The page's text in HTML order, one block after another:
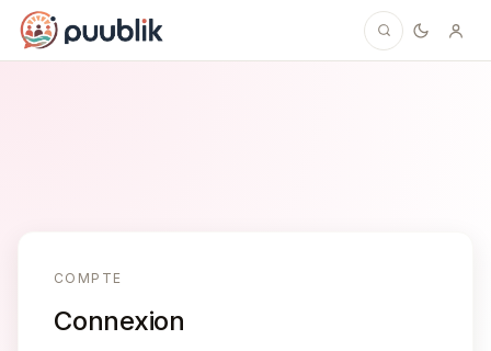
Puublik
COMPTE
Connexion